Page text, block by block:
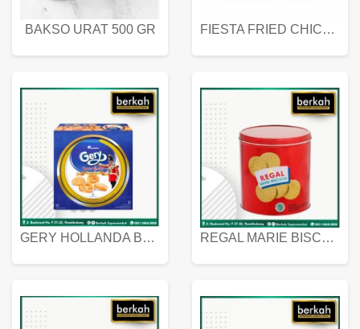
BAKSO URAT 500 GR FIESTA FRIED CHICKEN 500 GR
GERY HOLLANDA BUTTER COOKIES 450 GRAM REGAL MARIE BISCUIT KALENG 550 GRAM